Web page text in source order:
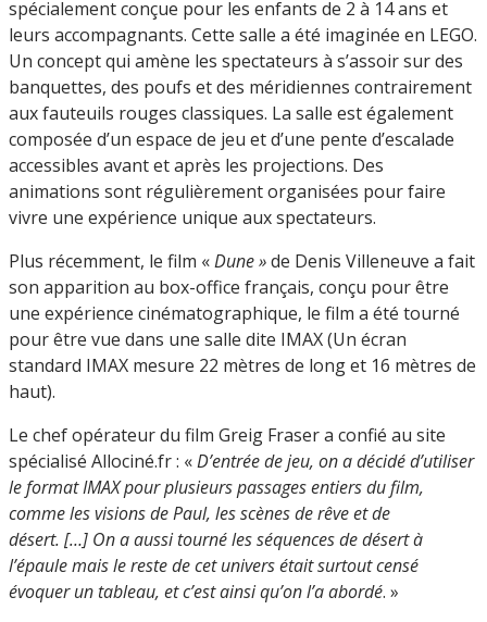
spécialement conçue pour les enfants de 2 à 14 ans et
leurs accompagnants. Cette salle a été imaginée en LEGO.
Un concept qui amène les spectateurs à s’assoir sur des
banquettes, des poufs et des méridiennes contrairement
aux fauteuils rouges classiques. La salle est également
composée d’un espace de jeu et d’une pente d’escalade
accessibles avant et après les projections. Des
animations sont régulièrement organisées pour faire
vivre une expérience unique aux spectateurs.
Plus récemment, le film «Dune »de Denis Villeneuve a fait
son apparition au box-office français, conçu pour être
une expérience cinématographique, le film a été tourné
pour être vue dans une salle dite IMAX (Un écran
standard IMAX mesure 22 mètres de long et 16 mètres de
haut).
Le chef opérateur du film Greig Fraser a confié au site
spécialisé Allociné.fr : «D’entrée de jeu, on a décidé d’utiliser
le format IMAX pour plusieurs passages entiers du film,
comme les visions de Paul, les scènes de rêve et de
désert. […] On a aussi tourné les séquences de désert à
l’épaule mais le reste de cet univers était surtout censé
évoquer un tableau, et c’est ainsi qu’on l’a abordé. »